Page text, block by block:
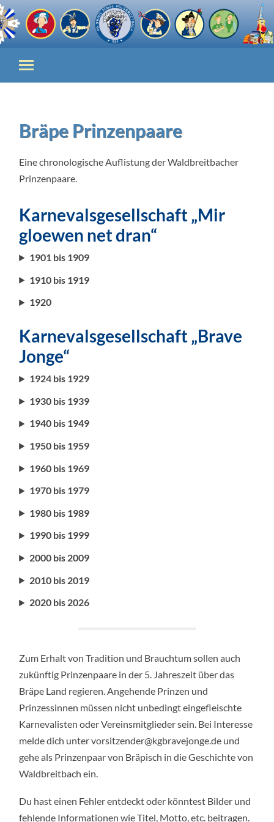
Bräpe Prinzenpaare
Eine chronologische Auflistung der Waldbreitbacher
Prinzenpaare.
Karnevalsgesellschaft „Mir
gloewen net dran“
1901 bis 1909
1910 bis 1919
1920
Karnevalsgesellschaft „Brave
Jonge“
1924 bis 1929
1930 bis 1939
1940 bis 1949
1950 bis 1959
1960 bis 1969
1970 bis 1979
1980 bis 1989
1990 bis 1999
2000 bis 2009
2010 bis 2019
2020 bis 2026
Zum Erhalt von Tradition und Brauchtum sollen auch
zukünftig Prinzenpaare in der 5. Jahreszeit über das
Bräpe Land regieren. Angehende Prinzen und
Prinzessinnen müssen nicht unbedingt eingefleischte
Karnevalisten oder Vereinsmitglieder sein. Bei Interesse
melde dich unter vorsitzender@kgbravejonge.de und
gehe als Prinzenpaar von Bräpisch in die Geschichte von
Waldbreitbach ein.
Du hast einen Fehler entdeckt oder könntest Bilder und
fehlende Informationen wie Titel, Motto, etc. beitragen.